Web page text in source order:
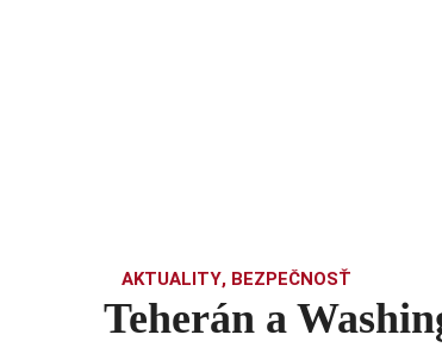
AKTUALITY, BEZPEČNOSŤ
Teherán a